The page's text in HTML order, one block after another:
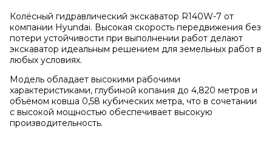
Колёсный гидравлический экскаватор R140W-7 от
компании Hyundai. Высокая скорость передвижения без
потери устойчивости при выполнении работ делают
экскаватор идеальным решением для земельных работ в
любых условиях.
Модель обладает высокими рабочими
характеристиками, глубиной копания до 4,820 метров и
объёмом ковша 0,58 кубических метра, что в сочетании
с высокой мощностью обеспечивает высокую
производительность.